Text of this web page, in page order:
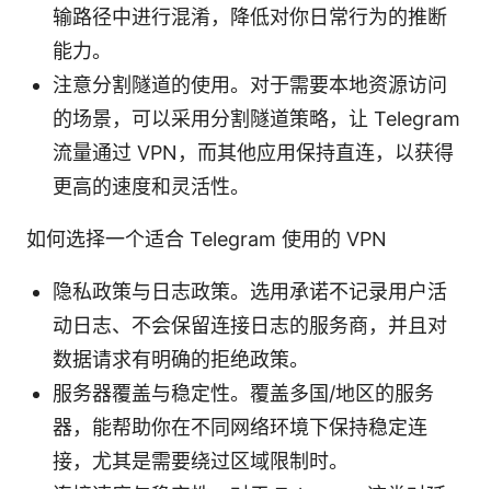
输路径中进行混淆，降低对你日常行为的推断
能力。
注意分割隧道的使用。对于需要本地资源访问
的场景，可以采用分割隧道策略，让 Telegram
流量通过 VPN，而其他应用保持直连，以获得
更高的速度和灵活性。
如何选择一个适合 Telegram 使用的 VPN
隐私政策与日志政策。选用承诺不记录用户活
动日志、不会保留连接日志的服务商，并且对
数据请求有明确的拒绝政策。
服务器覆盖与稳定性。覆盖多国/地区的服务
器，能帮助你在不同网络环境下保持稳定连
接，尤其是需要绕过区域限制时。